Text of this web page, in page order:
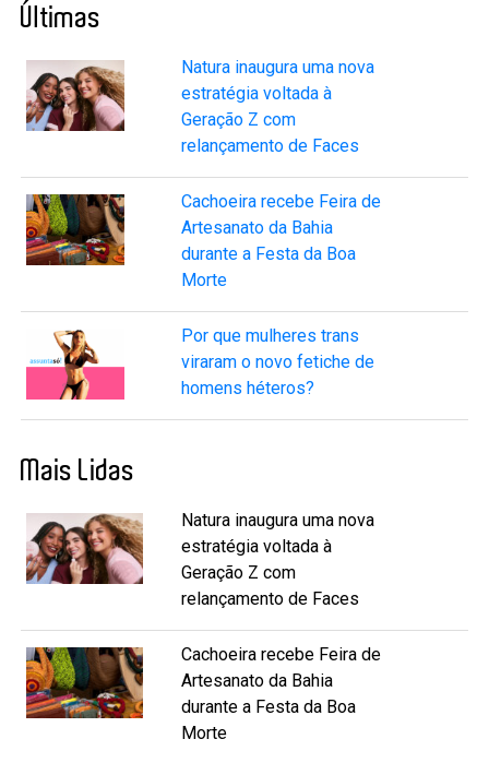
Últimas
Natura inaugura uma nova
estratégia voltada à
Geração Z com
relançamento de Faces
Cachoeira recebe Feira de
Artesanato da Bahia
durante a Festa da Boa
Morte
Por que mulheres trans
viraram o novo fetiche de
homens héteros?
Mais Lidas
Natura inaugura uma nova
estratégia voltada à
Geração Z com
relançamento de Faces
Cachoeira recebe Feira de
Artesanato da Bahia
durante a Festa da Boa
Morte